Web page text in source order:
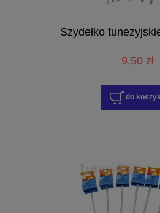
Szydełko
9,50 zł
do